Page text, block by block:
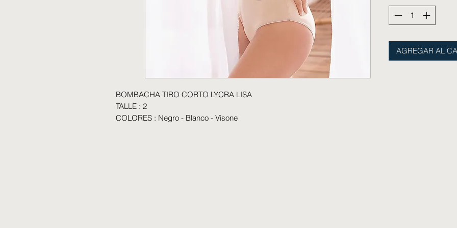
BOMBACHA TIRO CORTO LYCRA LISA
TALLE : 2
COLORES : Negro - Blanco - Visone
AGREGAR AL